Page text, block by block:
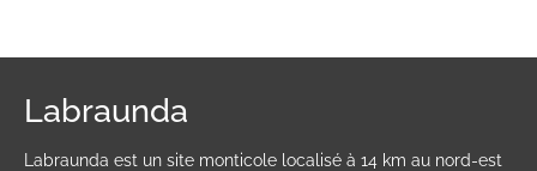
Labraunda
Labraunda est un site monticole localisé à 14 km au nord-est